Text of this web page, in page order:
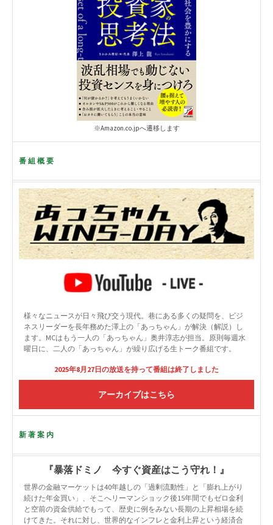
※Amazon.co.jpへ遷移します
番組概要
様々なニュースが日々飛び交う現代。巷にある多くの疑問を、ビジ
ネスリーダーを長年務めた澤上の「あっちゃん」が解決（解説）し
ます。MCはもう一人の「あっちゃん」奥井淳志が担当。原則毎週水
曜日に、二人の「あっちゃん」が繰り広げる生トーク番組です。
2025年8月27日の放送を持って番組は終了しました
アーカイブはこちら
新著案内
『暴落ドミノ 今すぐ資産はこう守れ！』
世界の金融マーケットは40年越しの「過剰流動性」と「膨れ上がり
続けた年金買い」、そこへリーマンショック後15年間でもゼロ金利
と空前の資金供給でもって、歴史に例をみない長期の上昇相場を続
けてきた。それに対し、世界的なインフレと金利上昇という経済合